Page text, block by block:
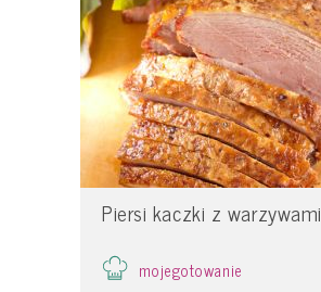
Piersi kaczki z warzywami
mojegotowanie